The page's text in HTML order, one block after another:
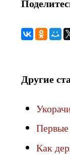
Другие
Первые
Как